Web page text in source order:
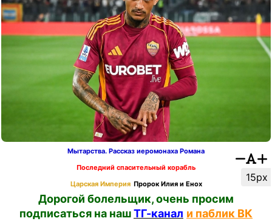
15px
Мытарства. Рассказ иеромонаха Романа
Последний спасительный корабль
Царская Империя Пророк Илия и Енох
Дорогой болельщик, очень просим
подписаться на нашТГ-канал и паблик ВК